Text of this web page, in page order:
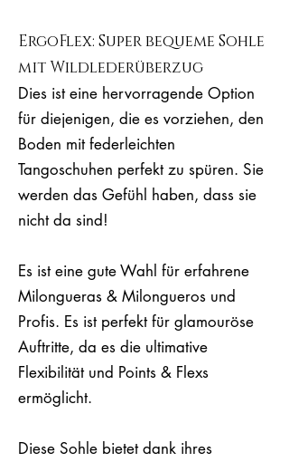
ErgoFlex: Super bequeme Sohle
mit Wildlederüberzug
Dies ist eine hervorragende Option
für diejenigen, die es vorziehen, den
Boden mit federleichten
Tangoschuhen perfekt zu spüren. Sie
werden das Gefühl haben, dass sie
nicht da sind!
Es ist eine gute Wahl für erfahrene
Milongueras & Milongueros und
Profis. Es ist perfekt für glamouröse
Auftritte, da es die ultimative
Flexibilität und Points & Flexs
ermöglicht.
Diese Sohle bietet dank ihres